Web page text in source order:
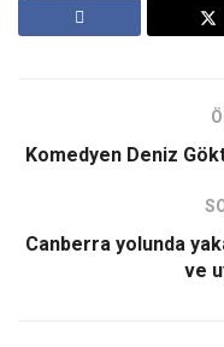
Komedyen Deniz
Canberra yolunda
ve